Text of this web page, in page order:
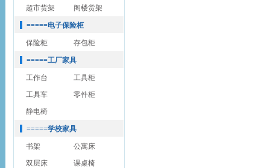
超市货架
阁楼货架
=====电子保险柜
保险柜 存包柜
=====工厂家具
工作台
工具柜
工具车
零件柜
静电椅
=====学校家具
书架
公寓床
双层床
课桌椅